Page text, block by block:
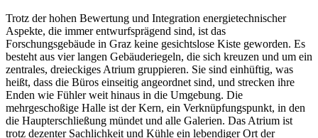
Trotz der hohen Bewertung und Integration energietechnischer
Aspekte, die immer entwurfsprägend sind, ist das
Forschungsgebäude in Graz keine gesichtslose Kiste geworden. Es
besteht aus vier langen Gebäuderiegeln, die sich kreuzen und um ein
zentrales, dreieckiges Atrium gruppieren. Sie sind einhüftig, was
heißt, dass die Büros einseitig angeordnet sind, und strecken ihre
Enden wie Fühler weit hinaus in die Umgebung. Die
mehrgeschoßige Halle ist der Kern, ein Verknüpfungspunkt, in den
die Haupterschließung mündet und alle Galerien. Das Atrium ist
trotz dezenter Sachlichkeit und Kühle ein lebendiger Ort der